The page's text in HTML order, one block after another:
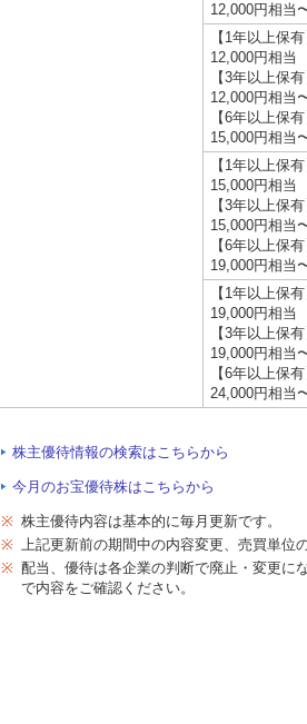
12,000円相当
【1年以上保
12,000円相当
【3年以上保
12,000円相当
【6年以上保
15,000円相当
【1年以上保
15,000円相当
【3年以上保
15,000円相当
【6年以上保
19,000円相当
【1年以上保
19,000円相当
【3年以上保
19,000円相当
【6年以上保
24,000円相当
株主優待情報の検索はこちらから
今月のお宝優待株はこちらから
※ 株主優待内容は基本的に毎月更新です。
※ 上記更新前の期間中の内容変更、売買単位
※ 配当、優待は各企業の判断で廃止・変更に
で内容をご確認ください。